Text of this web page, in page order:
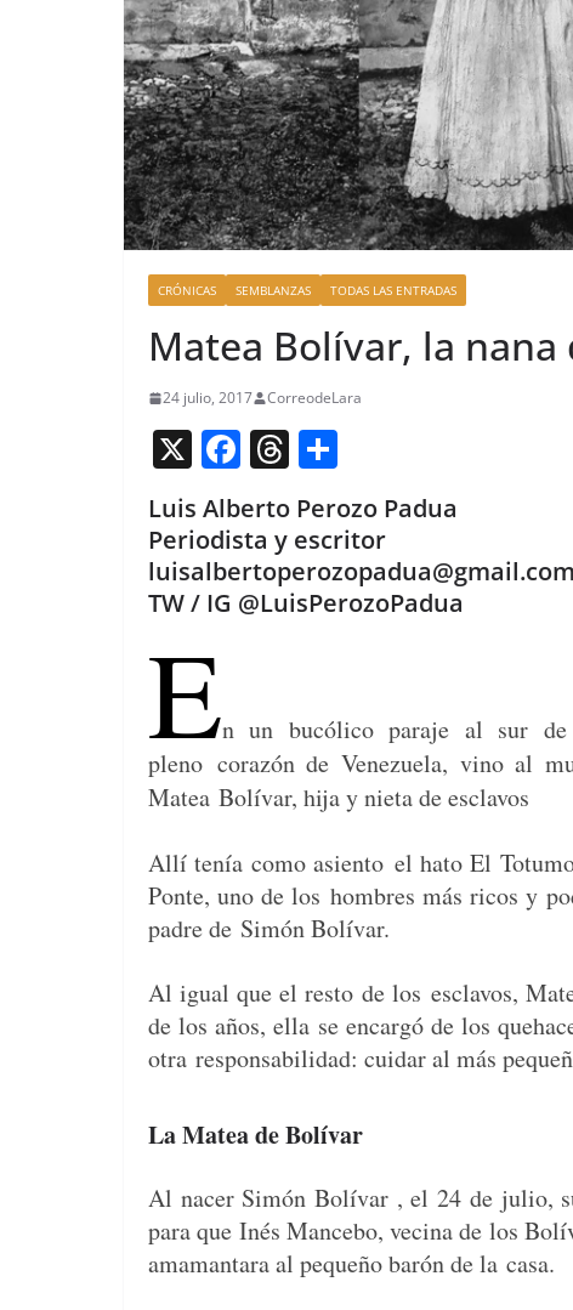
CRÓNICAS SEMBLANZAS TODAS LAS ENTRADAS
Matea Bolívar, la
24 julio, 2017 CorreodeLara
X F
c
e
b
k
T
h
re
a
d
m
p
ar
Luis Alberto Perozo Padua
Periodista y escritor
luisalbertoperozopadua@gmail.com
TW / IG @LuisPerozoPadua
Enun bucóli­co para­je al sur de
pleno corazón de Venezuela, vino al
Matea Bolí­var, hija y nieta de esclavos
Allí tenía como asien­to el hato El
Ponte, uno de loshom­bres más ricos y
padre de Simón Bolí­var.
Al igual que el resto de los esclavos,
de los años, ella se encar­gó de los
otra respon­s­abil­i­dad: cuidar al más
La Matea de Bolívar
Al nac­er Simón Bolí­var , el 24 de julio,
para que Inés Mance­bo, veci­na de los
ama­man­tara al pequeño barón de la casa.